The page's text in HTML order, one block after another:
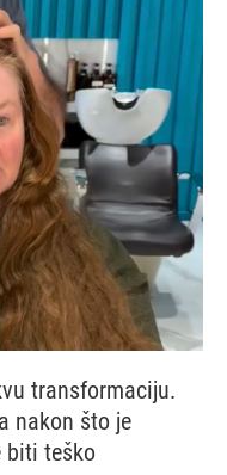
transformaciju.
nakon što je
biti teško